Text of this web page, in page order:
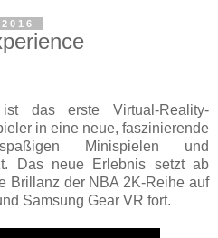
das erste Virtual-Reality-
in eine neue, faszinierende
Minispielen und
Das neue Erlebnis setzt ab
Brillanz der NBA 2K-Reihe auf
Samsung Gear VR fort.